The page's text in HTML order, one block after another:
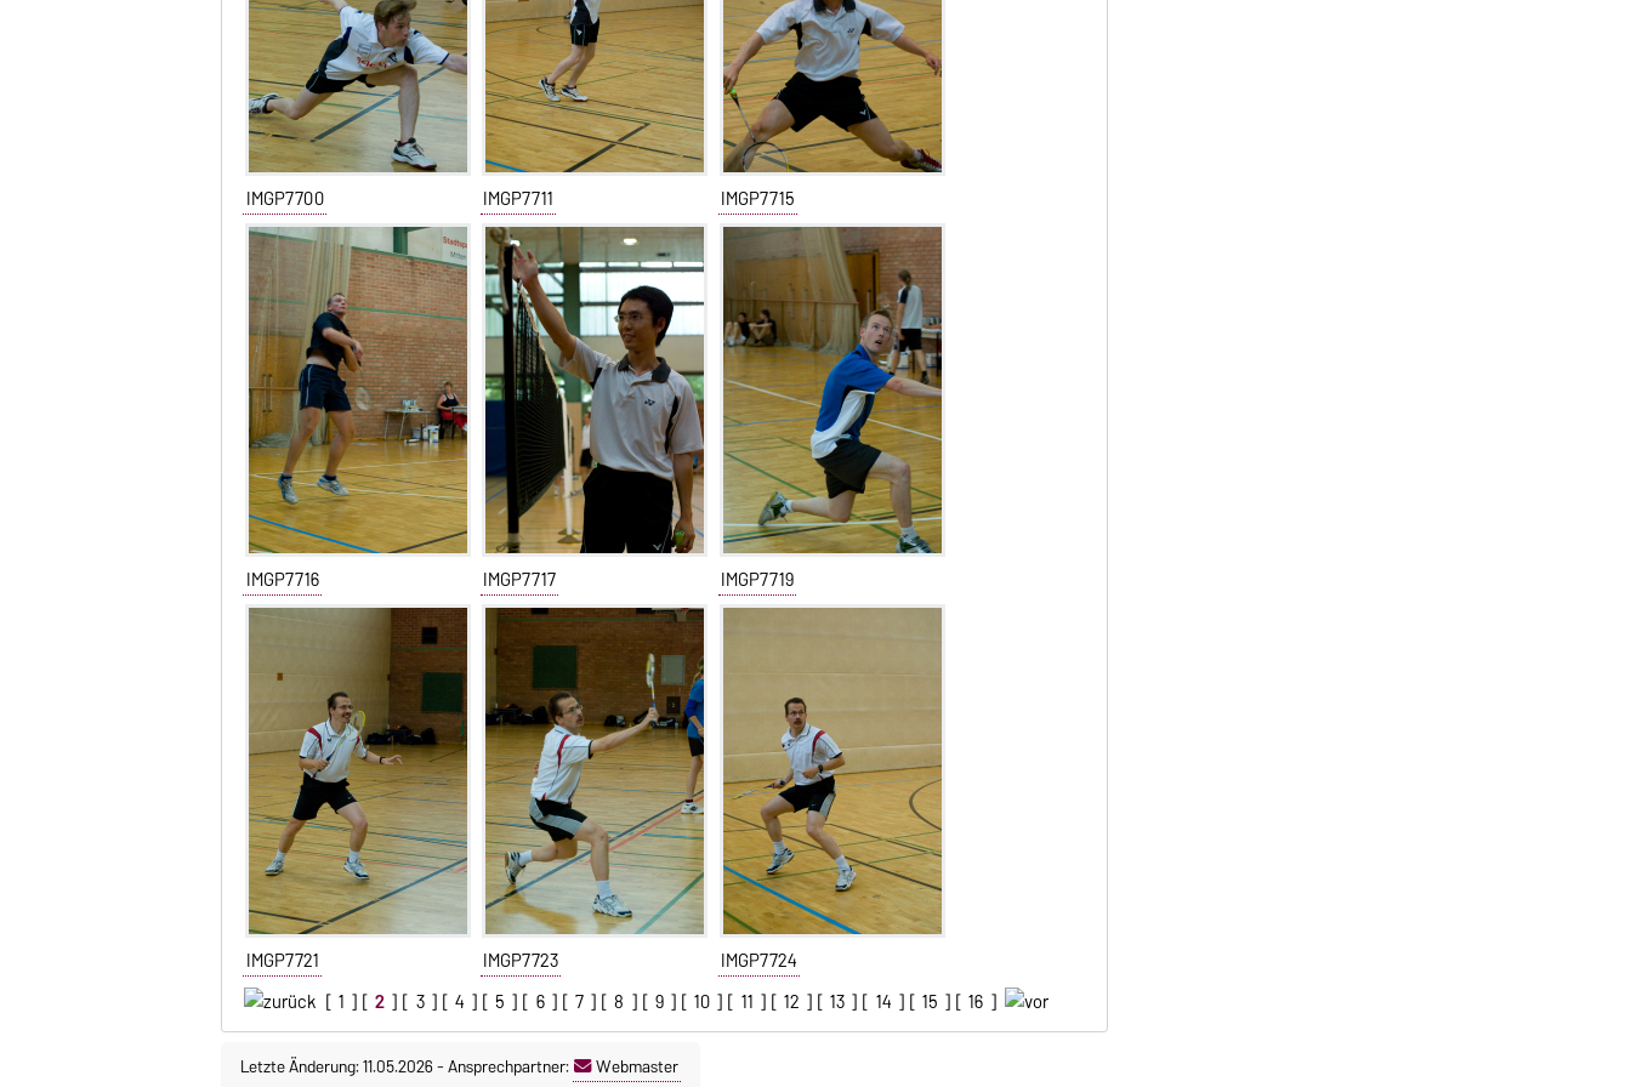
IMGP7700 IMGP7711 IMGP7715
IMGP7716 IMGP7717 IMGP7719
IMGP7721 IMGP7723
IMGP7724
[ 1 ] [ 2 ] [ 3 ] [ 4 ] [ 5 ] [ 6 ] [ 7 ] [ 8 ] [ 9 ] [ 10 ] [ 11 ] [ 12 ] [ 13 ] [ 14 ] [ 15 ] [ 16 ]
Letzte Änderung: 11.05.2026-Ansprechpartner: Webmaster